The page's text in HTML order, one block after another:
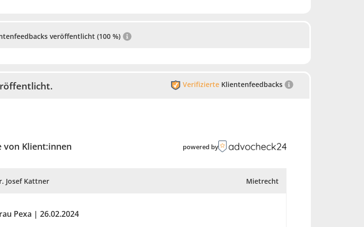
veröffentlicht (100 %)
Verifizierte Klientenfeedbacks
von Klient:innen powered by
Josef Kattner Mietrecht
Pexa | 26.02.2024